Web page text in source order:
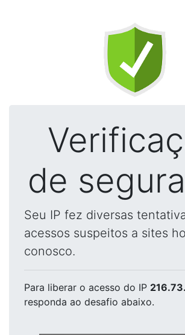
de
Seu IP fez diversas
acessos suspeitos a sites
conosco.
Para liberar o acesso do IP
responda ao desafio abaixo.